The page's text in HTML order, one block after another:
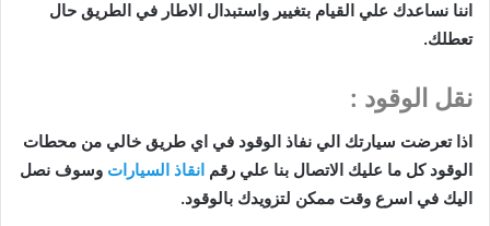
اننا نساعدك علي القيام بتغيير واستبدال الاطار في الطريق حال
تعطلك.
نقل الوقود :
اذا تعرضت سيارتك الي نفاذ الوقود في اي طريق خالي من محطات
الوقود كل ما عليك الاتصال بنا علي رقم انقاذ السيارات وسوف نصل
اليك في اسرع وقت ممكن لتزويدك بالوقود.